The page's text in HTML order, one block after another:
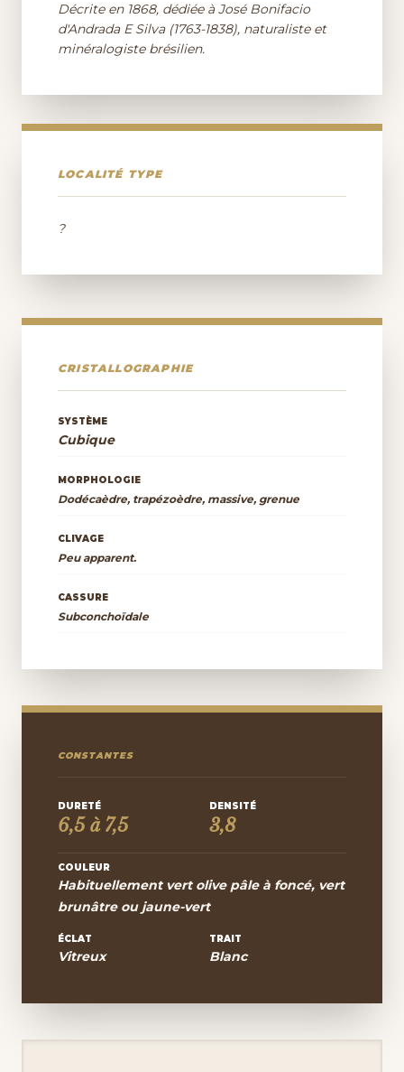
Décrite en 1868, dédiée à José Bonifacio
d'Andrada E Silva (1763-1838), naturaliste et
minéralogiste brésilien.
LOCALITÉ TYPE
?
CRISTALLOGRAPHIE
SYSTÈME
Cubique
MORPHOLOGIE
Dodécaèdre, trapézoèdre, massive, grenue
CLIVAGE
Peu apparent.
CASSURE
Subconchoïdale
CONSTANTES
DURETÉ
6,5 à 7,5
DENSITÉ
3,8
COULEUR
Habituellement vert olive pâle à foncé, vert
brunâtre ou jaune-vert
ÉCLAT
Vitreux
TRAIT
Blanc